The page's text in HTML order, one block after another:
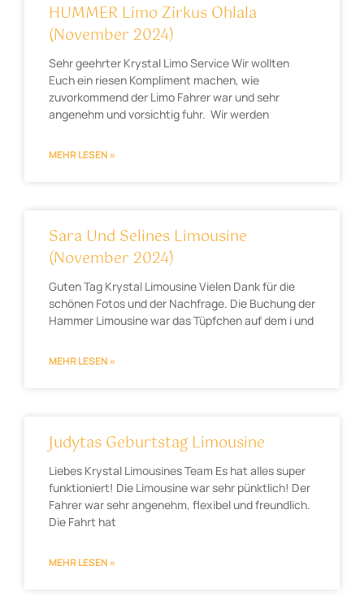
HUMMER Limo Zirkus Ohlala
(November 2024)
Sehr geehrter Krystal Limo Service Wir wollten
Euch ein riesen Kompliment machen, wie
zuvorkommend der Limo Fahrer war und sehr
angenehm und vorsichtig fuhr. Wir werden
MEHR LESEN »
Sara Und Selines Limousine
(November 2024)
Guten Tag Krystal Limousine Vielen Dank für die
schönen Fotos und der Nachfrage. Die Buchung der
Hammer Limousine war das Tüpfchen auf dem i und
MEHR LESEN »
Judytas Geburtstag Limousine
Liebes Krystal Limousines Team Es hat alles super
funktioniert! Die Limousine war sehr pünktlich! Der
Fahrer war sehr angenehm, flexibel und freundlich.
Die Fahrt hat
MEHR LESEN »